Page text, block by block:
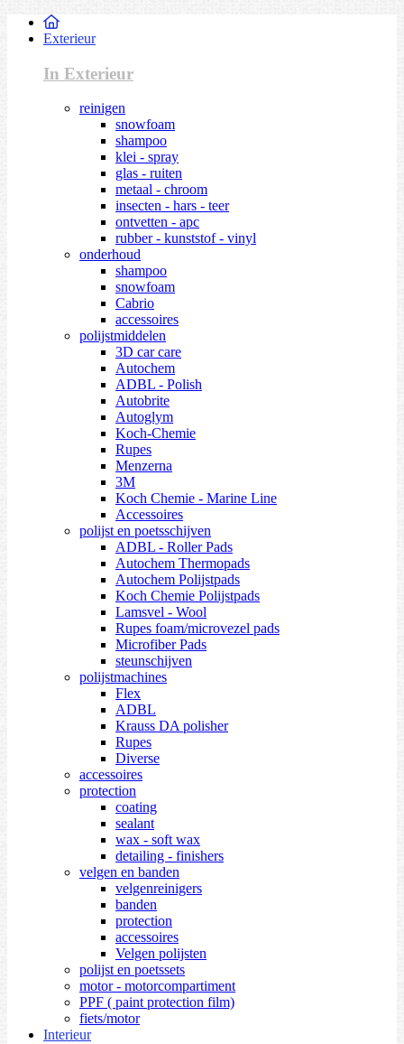
Exterieur
In Exterieur
reinigen
snowfoam
shampoo
klei - spray
glas - ruiten
metaal - chroom
insecten - hars - teer
ontvetten - apc
rubber - kunststof - vinyl
onderhoud
shampoo
snowfoam
Cabrio
accessoires
polijstmiddelen
3D car care
Autochem
ADBL - Polish
Autobrite
Autoglym
Koch-Chemie
Rupes
Menzerna
3M
Koch Chemie - Marine Line
Accessoires
polijst en poetsschijven
ADBL - Roller Pads
Autochem Thermopads
Autochem Polijstpads
Koch Chemie Polijstpads
Lamsvel - Wool
Rupes foam/microvezel pads
Microfiber Pads
steunschijven
polijstmachines
Flex
ADBL
Krauss DA polisher
Rupes
Diverse
accessoires
protection
coating
sealant
wax - soft wax
detailing - finishers
velgen en banden
velgenreinigers
banden
protection
accessoires
Velgen polijsten
polijst en poetssets
motor - motorcompartiment
PPF ( paint protection film)
fiets/motor
Interieur